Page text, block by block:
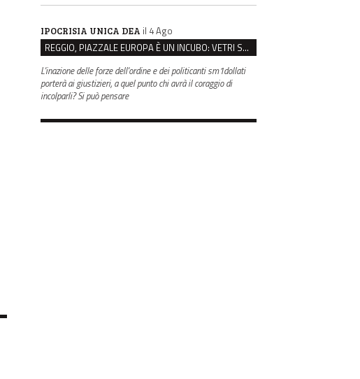
IPOCRISIA UNICA DEA il 4 Ago
REGGIO, PIAZZALE EUROPA È UN INCUBO: VETRI SPACCATI E FURTI SULLE AUTO IN SOSTA
L'inazione delle forze dell'ordine e dei politicanti sm1dollati
porterà ai giustizieri, a quel punto chi avrà il coraggio di
incolparli? Si può pensare